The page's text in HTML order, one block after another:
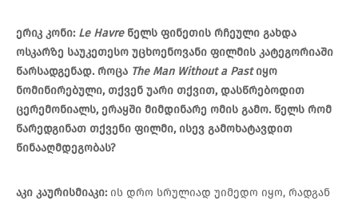
ერიკ კონი: Le Havre წელს ფინეთის რჩეული გახდა
ოსკარზე საუკეთესო უცხოენოვანი ფილმის კატეგორიაში
წარსადგენად. როცა The Man Without a Pastიყო
ნომინირებული, თქვენ უარი თქვით, დასწრებოდით
ცერემონიალს, ერაყში მიმდინარე ომის გამო. წელს რომ
წარედგინათ თქვენი ფილმი, ისევ გამოხატავდით
წინააღმდეგობას?
აკი კაურისმიაკი: ის დრო სრულიად უიმედო იყო, რადგან